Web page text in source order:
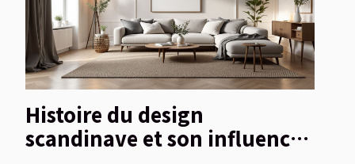
Histoire du design
scandinave et son influence